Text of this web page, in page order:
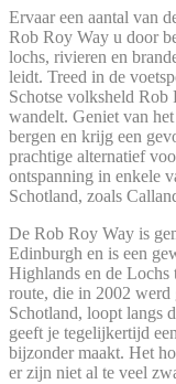
Ervaar een aantal van
Rob Roy Way u door
lochs, rivieren en
leidt. Treed in de
Schotse volksheld
wandelt. Geniet van
bergen en krijg een
prachtige alternatief
ontspanning in enkele
Schotland, zoals
De Rob Roy Way is
Edinburgh en is een
Highlands en de Lochs
route, die in 2002 werd
Schotland, loopt langs
geeft je tegelijkertijd
bijzonder maakt. Het
er zijn niet al te veel